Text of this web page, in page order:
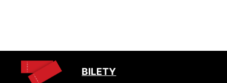
BILETY